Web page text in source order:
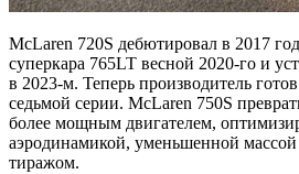
McLaren 720S дебютировал в 2017
суперкара 765LT весной 2020-го и
в 2023-м. Теперь производитель
седьмой серии. McLaren 750S
более мощным двигателем,
аэродинамикой, уменьшенной
тиражом.